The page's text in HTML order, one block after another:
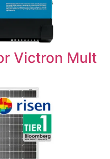
Victron Mult